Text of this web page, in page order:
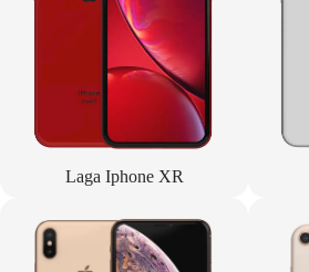
Laga Iphone XR